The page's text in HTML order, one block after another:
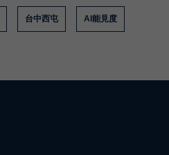
台中西屯 AI能見度